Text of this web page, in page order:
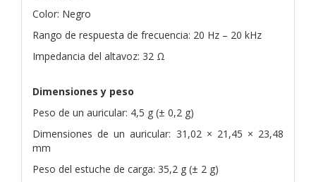
Color: Negro
Rango de respuesta de frecuencia: 20 Hz – 20 kHz
Impedancia del altavoz: 32 Ω
Dimensiones y peso
Peso de un auricular: 4,5 g (± 0,2 g)
Dimensiones de un auricular: 31,02 × 21,45 × 23,48
mm
Peso del estuche de carga: 35,2 g (± 2 g)